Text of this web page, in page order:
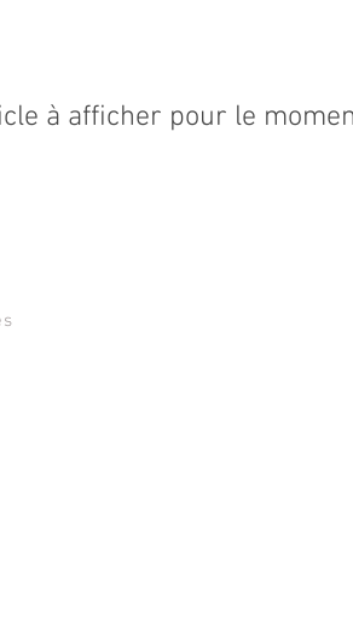
à afficher pour le